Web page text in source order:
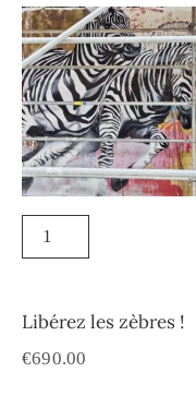
Libérez les zèbres !
€690.00